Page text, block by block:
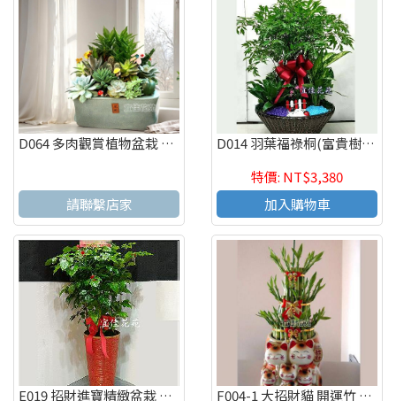
D064 多肉觀賞植物盆栽 辦公室療癒紓壓盆栽 觀葉盆栽
請聯繫店家
D014 羽葉福祿桐(富貴樹) 喬遷之喜 榮陞誌喜盆栽
特價: NT$3,380
加入購物車
E019 招財進寶精緻盆栽 喬遷之喜 榮陞誌喜盆栽
F004-1 大招財貓 開運竹 節節高升 好運連連 開幕賀禮